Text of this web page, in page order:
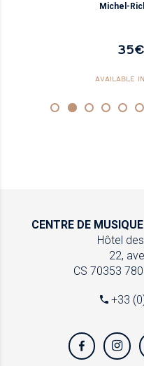
Michel-
35€
AVAILABLE
CENTRE DE MUSIQUE
Hôtel
22,
CS 70353
+33